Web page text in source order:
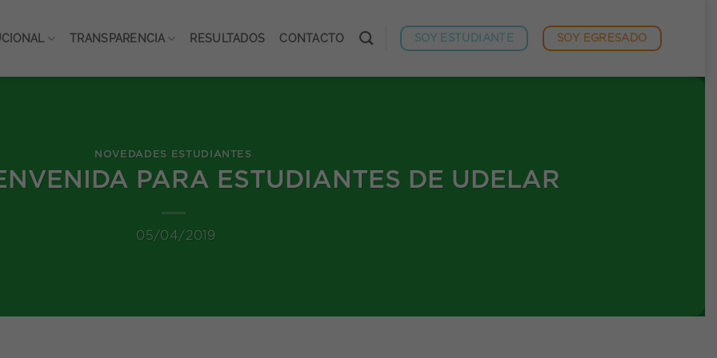
TRANSPARENCIA RESULTADOS CONTACTO SOY ESTUDIANTE SOY EGRESADO
NOVEDADES ESTUDIANTES
PARA ESTUDIANTES DE UDELAR
05/04/2019